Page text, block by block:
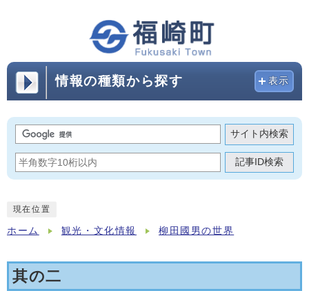
情報の種類から探す 表示
サイト内検索
記事ID検索
現在位置
ホーム 観光・文化情報 柳田國男の世界
其の二